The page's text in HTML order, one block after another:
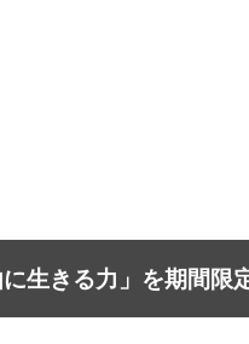
生きる力」を期間限